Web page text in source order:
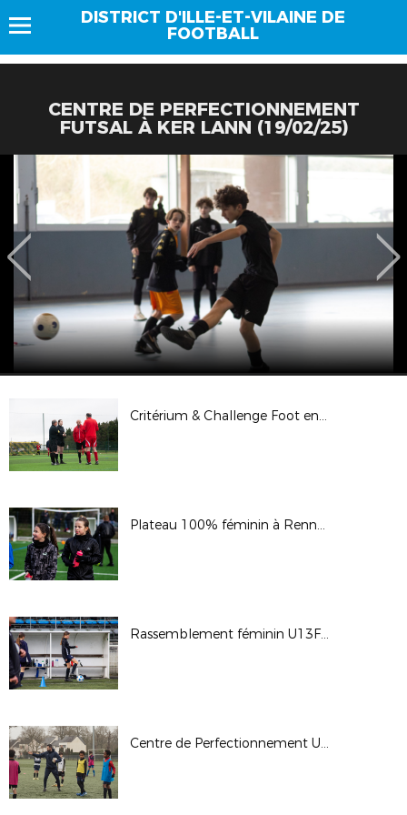
DISTRICT D'ILLE-ET-VILAINE DE
FOOTBALL
CENTRE DE PERFECTIONNEMENT
FUTSAL À KER LANN (19/02/25)
Critérium & Challenge Foot en Marchant à Vern (30/03/25)
Plateau 100% féminin à Rennes (16/02/2025)
Rassemblement féminin U13F-U14F à Noyal-Châtillon(18-19/02/25)
Centre de Perfectionnement U12 - Mordelles (12/02/2025)